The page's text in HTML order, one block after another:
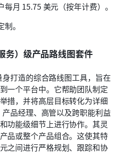
每月 15.75 美元（按年计费）。
。
务）级产品路线图套件
打造的综合路线图工具，旨在
一个平台中。它帮助团队制定
措，并将高层目标转化为详细
品经理、高管以及跨职能利益
功能级细节上进行协作。其灵
品或整个产品组合。这使其特
之间进行严格规划、跟踪和协